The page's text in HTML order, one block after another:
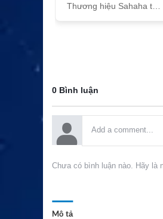
Thương hiệu Sahaha tại
0 Bình luận
Chưa có bình luận nào. Hãy là
Mô tả